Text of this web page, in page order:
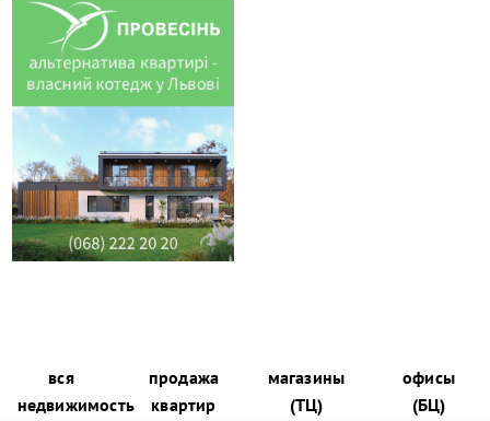
вся
недвижимость
продажа
квартир
магазины
(ТЦ)
офисы
(БЦ)